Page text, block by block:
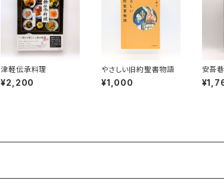
津軽伝承料理
¥2,200
やさしい旧約聖書物語
¥1,000
安吾